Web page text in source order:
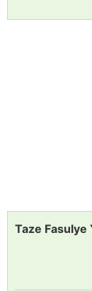
Taze Fasulye